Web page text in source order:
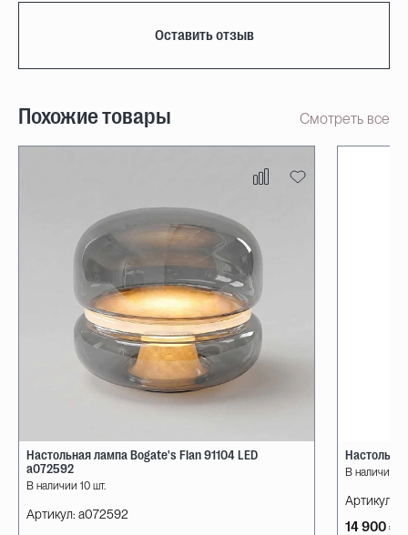
Оставить отзыв
Похожие товары Смотреть все
Настольная лампа Bogate's Flan 91104 LED
a072592
В наличии 10 шт.
Артикул: a072592
В наличии
Артикул:
14 900 ₽